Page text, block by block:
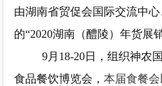
由湖南省贸促会国际交流中
的“2020湖南（醴陵）年货展
9月 18-20日，组织神农
食品餐饮博览会， 本届食餐会